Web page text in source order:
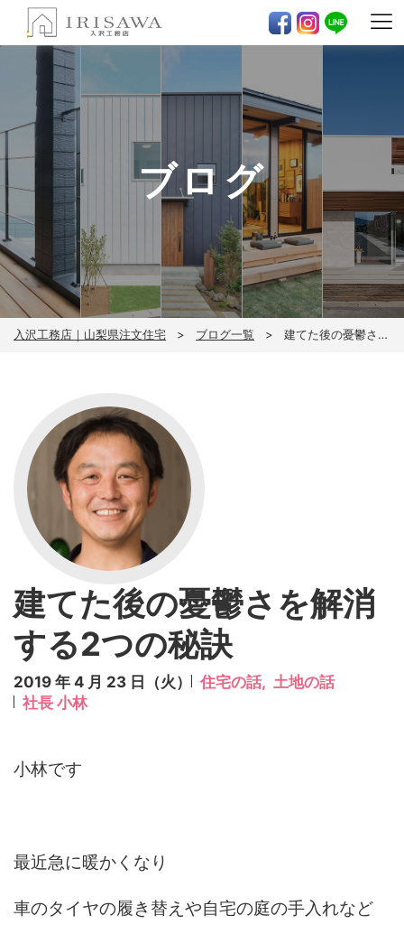
ブログ
入沢工務店｜山梨県注文住宅 ブログ一覧 建てた後の憂鬱さを解消する2つの秘訣
建てた後の憂鬱さを解消
する2つの秘訣
2019 年 4 月 23 日（火） 住宅の話, 土地の話
社長 小林
小林です
最近急に暖かくなり
車のタイヤの履き替えや自宅の庭の手入れなど